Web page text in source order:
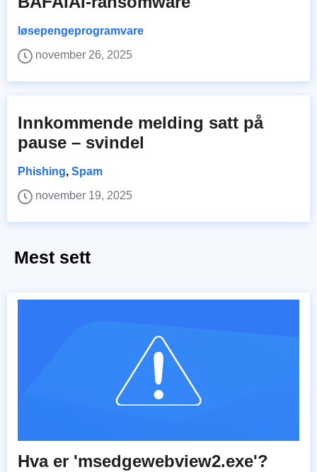
løsepengeprogramvare
november 26, 2025
Innkommende melding satt på
pause – svindel
Phishing, Spam
november 19, 2025
Mest sett
Hva er 'msedgewebview2.exe'?